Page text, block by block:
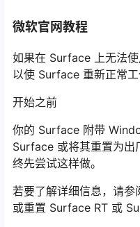
微软官网教程
如果在 Surface 上无法
以使 Surface 重新正常工
开始之前
你的 Surface 附带
Surface 或将其重置为出
终先尝试这样做。
若要了解详细信息，请
或重置 Surface RT 或